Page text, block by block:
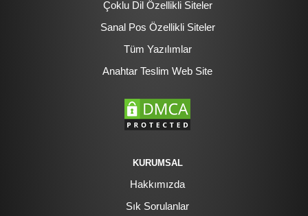
Çoklu Dil Özellikli Siteler
Sanal Pos Özellikli Siteler
Tüm Yazılımlar
Anahtar Teslim Web Site
KURUMSAL
Hakkımızda
Sık Sorulanlar